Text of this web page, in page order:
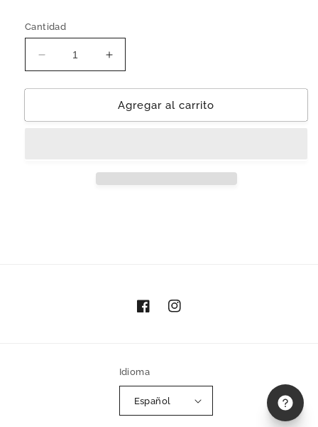
Cantidad
Reducir
cantidad
para
&#39;Nubesilla
Aumentar
cantidad
para
Silla
&#39;Nubesilla
Agregar al carrito
FacebookInstagram
Idioma
Español